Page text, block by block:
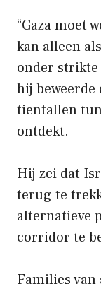
“Gaza moet
kan alleen
onder
hij
tientallen
ontdekt.
Hij zei dat
terug te
alternatieve
corridor te
Families van